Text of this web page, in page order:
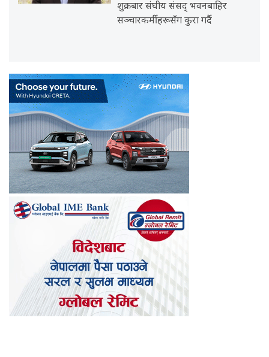
शुक्रबार संघीय संसद् भवनबाहिर
सञ्चारकर्मीहरूसँग कुरा गर्दै